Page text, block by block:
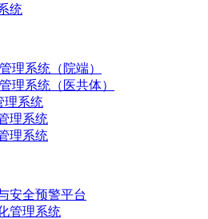
统
理系统（院端）
理系统（医共体）
理系统
理系统
理系统
安全预警平台
管理系统